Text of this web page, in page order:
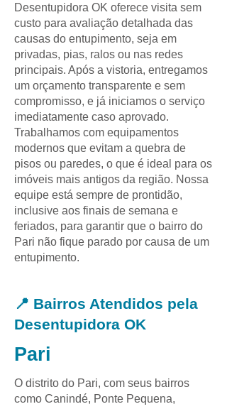
Desentupidora OK oferece visita sem
custo para avaliação detalhada das
causas do entupimento, seja em
privadas, pias, ralos ou nas redes
principais. Após a vistoria, entregamos
um orçamento transparente e sem
compromisso, e já iniciamos o serviço
imediatamente caso aprovado.
Trabalhamos com equipamentos
modernos que evitam a quebra de
pisos ou paredes, o que é ideal para os
imóveis mais antigos da região. Nossa
equipe está sempre de prontidão,
inclusive aos finais de semana e
feriados, para garantir que o bairro do
Pari não fique parado por causa de um
entupimento.
📍 Bairros Atendidos pela
Desentupidora OK
Pari
O distrito do Pari, com seus bairros
como Canindé, Ponte Pequena,